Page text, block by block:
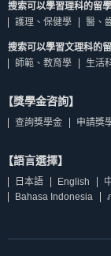
搜索可以學習理科的留
護理、保健學
醫、
搜索可以學習文理科的
師範、教育學
生活
【獎學金咨詢】
查詢獎學金 申請獎
【語言選擇】
日本語 English
Bahasa Indonesia